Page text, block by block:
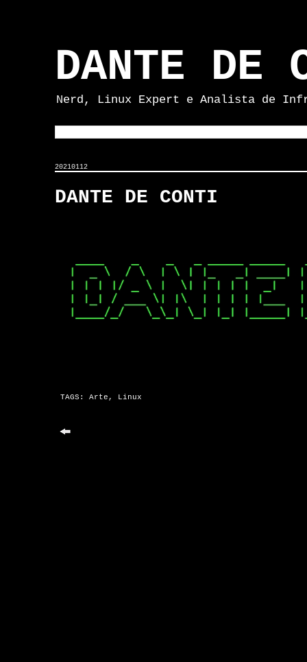
DANTE DE
Nerd, Linux Expert e Analista de
20210112
DANTE DE CONTI
TAGS: Arte , Linux